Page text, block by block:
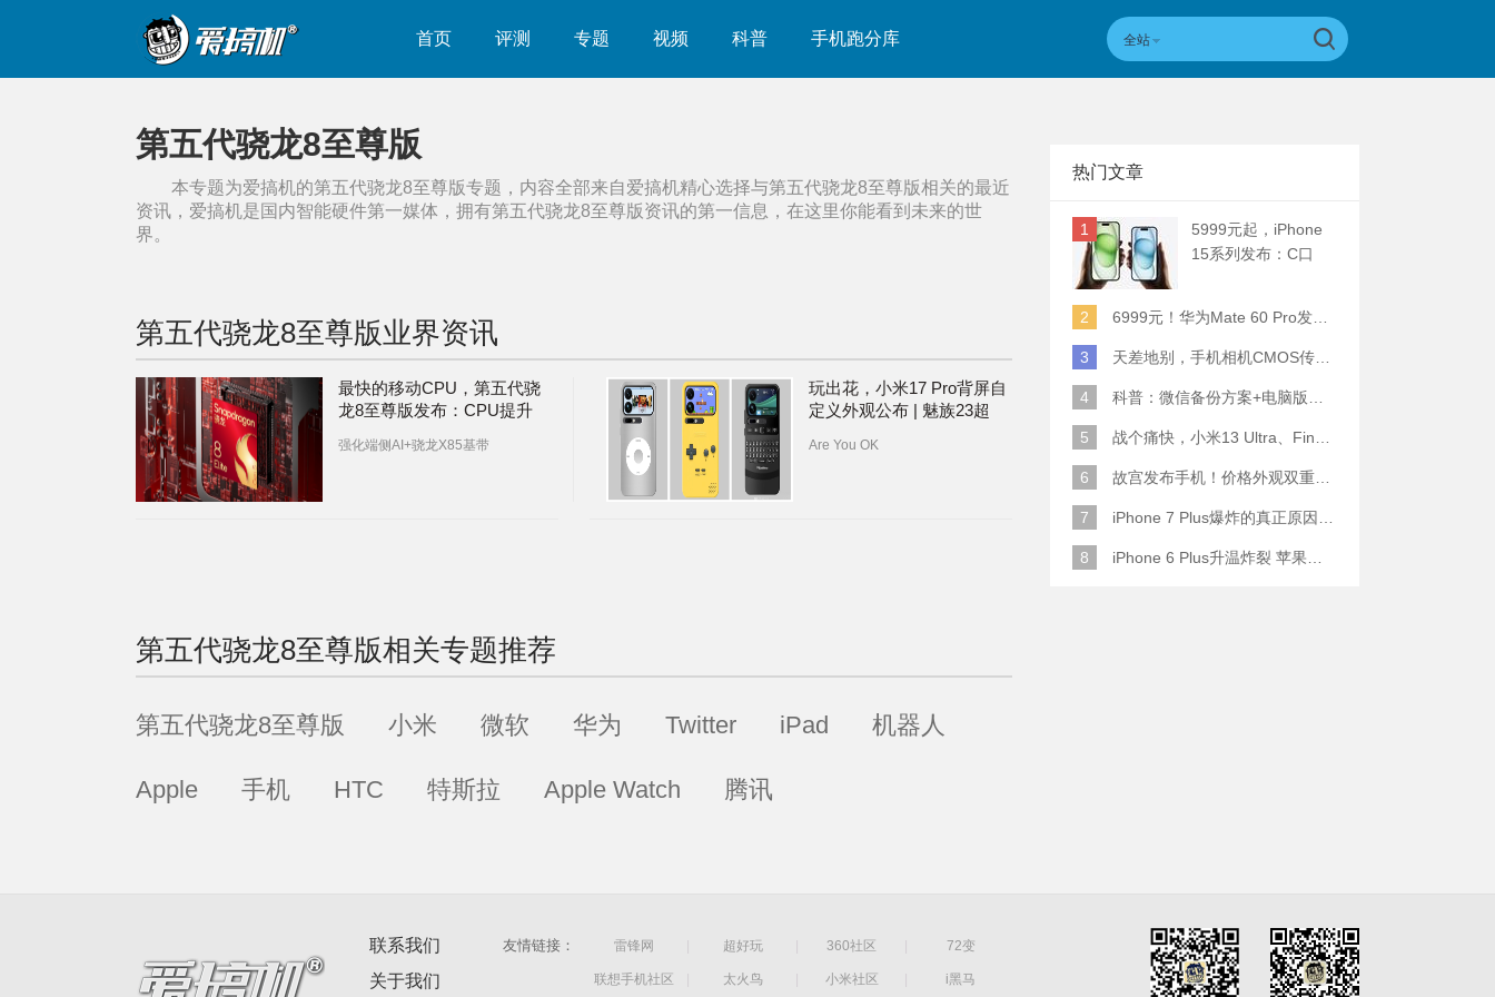
首页 评测 专题 视频 科普 手机跑分库 全站
第五代骁龙8至尊版
本专题为爱搞机的第五代骁龙8至尊版专题，内容全部来自爱搞机精心选择与第五代骁龙8至尊版相关的最近
资讯，爱搞机是国内智能硬件第一媒体，拥有第五代骁龙8至尊版资讯的第一信息，在这里你能看到未来的世
界。
第五代骁龙8至尊版业界资讯
最快的移动CPU，第五代骁
龙8至尊版发布：CPU提升
提升25%
强化端侧AI+骁龙X85基带
玩出花，小米17 Pro背屏自
定义外观公布 | 魅族23超
骁龙8E5、天玑9500新跑分
Are You OK
第五代骁龙8至尊版相关专题推荐
第五代骁龙8至尊版 小米 微软 华为 Twitter iPad 机器人
Apple 手机 HTC 特斯拉 Apple Watch 腾讯
热门文章
1
5999元起，iPhone
15系列发布：C口
2
6999元！华为Mate 60 Pro发布：麒麟9000S+卫星通话 (附初步跑分)
3 天差地别，手机相机CMOS传感器实际面积对比
4 科普：微信备份方案+电脑版丢失数据恢复指南
5 战个痛快，小米13 Ultra、Find X6 Pro、vivo X90 Pro+、小米12SU拍照横评
6 故宫发布手机！价格外观双重逆天！
7 iPhone 7 Plus爆炸的真正原因原来是这样
8 iPhone 6 Plus升温炸裂 苹果赔了一部全新的
联系我们
关于我们
友情链接： 雷锋网 超好玩 360社区 72变
联想手机社区 太火鸟 小米社区 i黑马